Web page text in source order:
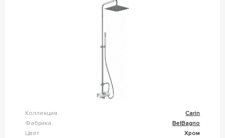
Коллекция
Carin
Фабрика
BelBagno
Цвет
Хром